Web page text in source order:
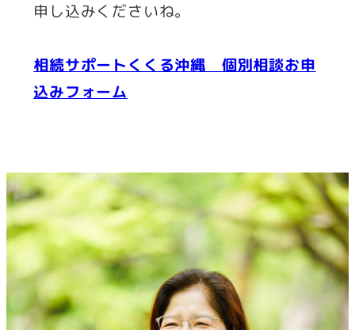
申し込みくださいね。
相続サポートくくる沖縄 個別相談お申
込みフォーム